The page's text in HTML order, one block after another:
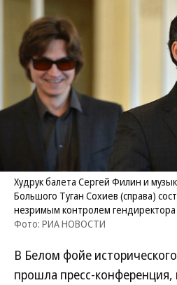
Худрук балета Сергей Филин и
Большого Туган Сохиев (справа)
незримым контролем
Фото: РИА НОВОСТИ
В Белом фойе
прошла пресс-конференция,